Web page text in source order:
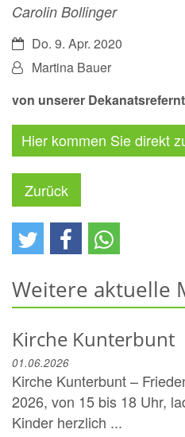
Carolin Bollinger
Datum:Do. 9. Apr. 2020
Von:Martina Bauer
von unserer
Hier kommen Sie direkt
Zurück
Weitere aktuelle
Kirche Kunterbunt
01.06.2026
Kirche Kunterbunt –
2026, von 15 bis 18 Uhr,
Kinder herzlich ...